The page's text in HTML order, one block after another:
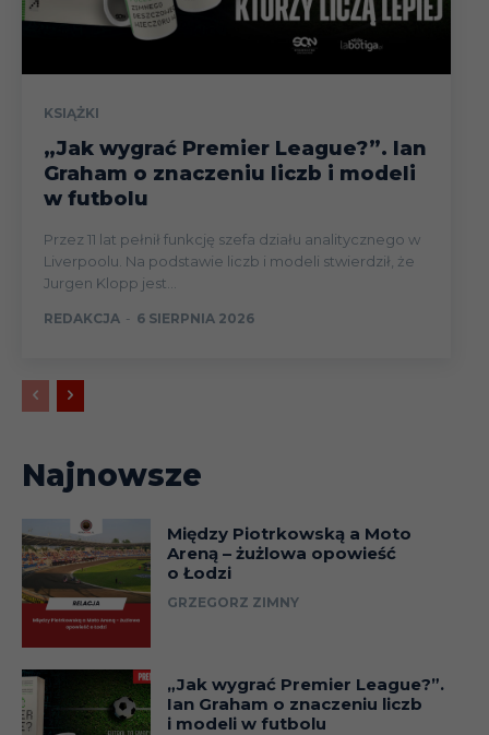
KSIĄŻKI
„Jak wygrać Premier League?”. Ian
Graham o znaczeniu liczb i modeli
w futbolu
Przez 11 lat pełnił funkcję szefa działu analitycznego w
Liverpoolu. Na podstawie liczb i modeli stwierdził, że
Jurgen Klopp jest...
REDAKCJA - 6 SIERPNIA 2026
Najnowsze
Między Piotrkowską a Moto
Areną – żużlowa opowieść
o Łodzi
GRZEGORZ ZIMNY
„Jak wygrać Premier League?”.
Ian Graham o znaczeniu liczb
i modeli w futbolu